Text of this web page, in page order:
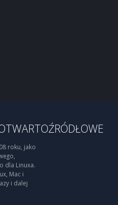
roku, jako
dla Linuxa.
Mac i
i dalej